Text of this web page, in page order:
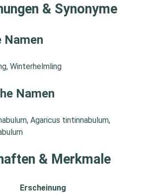
& Synonyme
Namen
Winterhelmling
Namen
Agaricus tintinnabulum,
& Merkmale
Erscheinung